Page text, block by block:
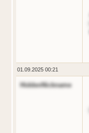
01.09.2025 00:21
HiddenNickname